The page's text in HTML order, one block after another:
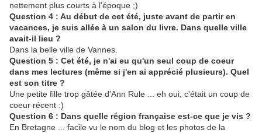
nettement plus courts à l'époque ;)
Question 4 : Au début de cet été, juste avant de partir en
vacances, je suis allée à un salon du livre. Dans quelle ville
avait-il lieu ?
Dans la belle ville de Vannes.
Question 5 : Cet été, je n'ai eu qu'un seul coup de coeur
dans mes lectures (même si j'en ai apprécié plusieurs). Quel
est son titre ?
Une petite fille trop gâtée d'Ann Rule ... eh oui, c'était un coup de
coeur récent :)
Question 6 : Dans quelle région française est-ce que je vis ?
En Bretagne ... facile vu le nom du blog et les photos de la